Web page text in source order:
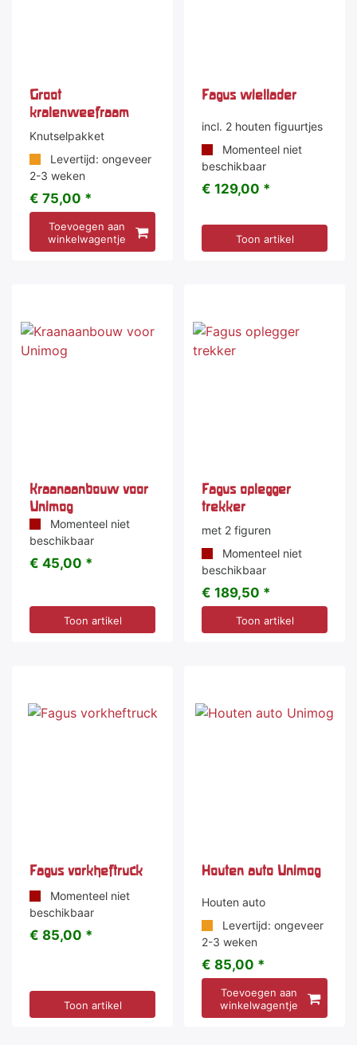
Groot
kralenweefraam
Knutselpakket
Levertijd: ongeveer
2-3 weken
€ 75,00 *
Toevoegen aan
winkelwagentje
Fagus wiellader
incl. 2 houten figuurtjes
Momenteel niet
beschikbaar
€ 129,00 *
Toon artikel
Kraanaanbouw voor
Unimog
Momenteel niet
beschikbaar
€ 45,00 *
Toon artikel
Fagus oplegger
trekker
met 2 figuren
Momenteel niet
beschikbaar
€ 189,50 *
Toon artikel
Fagus vorkheftruck
Momenteel niet
beschikbaar
€ 85,00 *
Toon artikel
Houten auto Unimog
Houten auto
Levertijd: ongeveer
2-3 weken
€ 85,00 *
Toevoegen aan
winkelwagentje